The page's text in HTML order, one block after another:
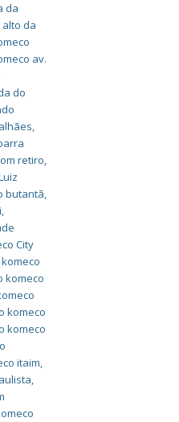
da
da
av.
do
,
retiro,
butantã,
,
City
komeco
komeco
komeco
itaim,
,